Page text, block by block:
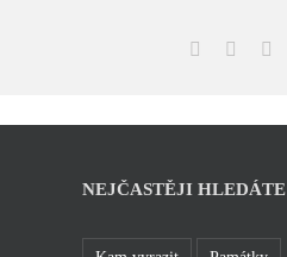
Facebook
NEJČASTĚJI HLEDÁTE